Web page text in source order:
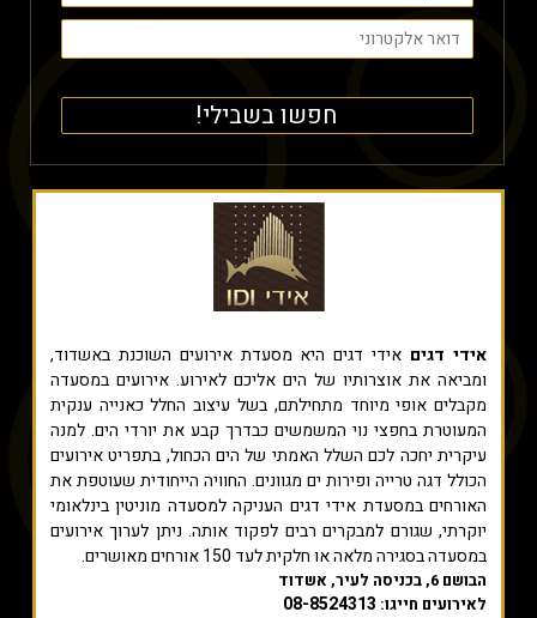
אידי דגים אידי דגים היא מסעדת אירועים השוכנת באשדוד,
ומביאה את אוצרותיו של הים אליכם לאירוע. אירועים במסעדה
מקבלים אופי מיוחד מתחילתם, בשל עיצוב החלל כאנייה ענקית
המעוטרת בחפצי נוי המשמשים כבדרך קבע את יורדי הים. למנה
עיקרית יחכה לכם השלל האמתי של הים הכחול, בתפריט אירועים
הכולל דגה טרייה ופירות ים מגוונים. החוויה הייחודית שעוטפת את
האורחים במסעדת אידי דגים העניקה למסעדה מוניטין בינלאומי
יוקרתי, שגורם למבקרים רבים לפקוד אותה. ניתן לערוך אירועים
במסעדה בסגירה מלאה או חלקית לעד 150 אורחים מאושרים.
הבושם 6, בכניסה לעיר, אשדוד
לאירועים חייגו: 08-8524313